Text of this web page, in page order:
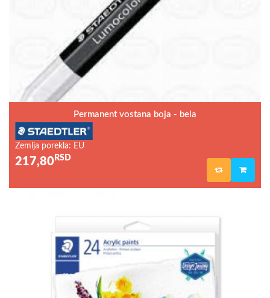
Permanent vostana boja - bela
Zemlja porekla: EU
217,80 RSD